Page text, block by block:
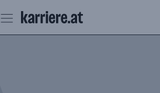
Seiteninhalt
springen